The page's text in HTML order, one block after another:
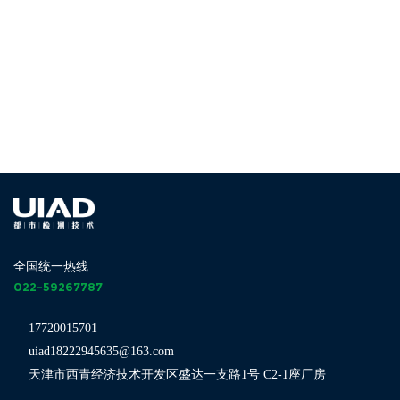
全国统一热线
022-59267787
17720015701
uiad18222945635@163.com
天津市西青经济技术开发区盛达一支路1号 C2-1座厂房